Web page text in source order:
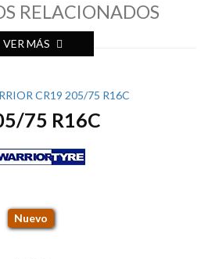
RELACIONADOS
VER MÁS
75 R16C
Nuevo